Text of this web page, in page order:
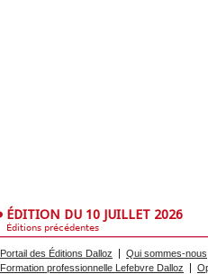
ÉDITION DU 10 JUILLET 2026
Éditions précédentes
Portail des Éditions Dalloz Qui sommes-nous
Formation professionnelle Lefebvre Dalloz